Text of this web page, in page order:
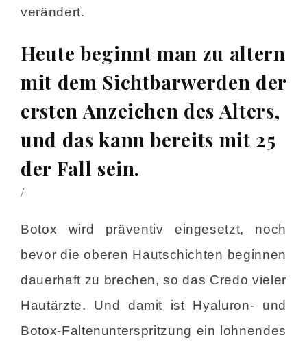
verändert.
Heute beginnt man zu altern
mit dem Sichtbarwerden der
ersten Anzeichen des Alters,
und das kann bereits mit 25
der Fall sein.
/
Botox wird präventiv eingesetzt, noch
bevor die oberen Hautschichten beginnen
dauerhaft zu brechen, so das Credo vieler
Hautärzte. Und damit ist Hyaluron- und
Botox-Faltenunterspritzung ein lohnendes